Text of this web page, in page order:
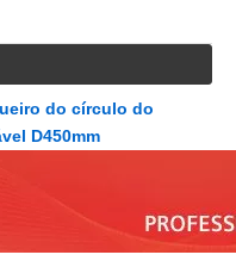
do círculo do
D450mm